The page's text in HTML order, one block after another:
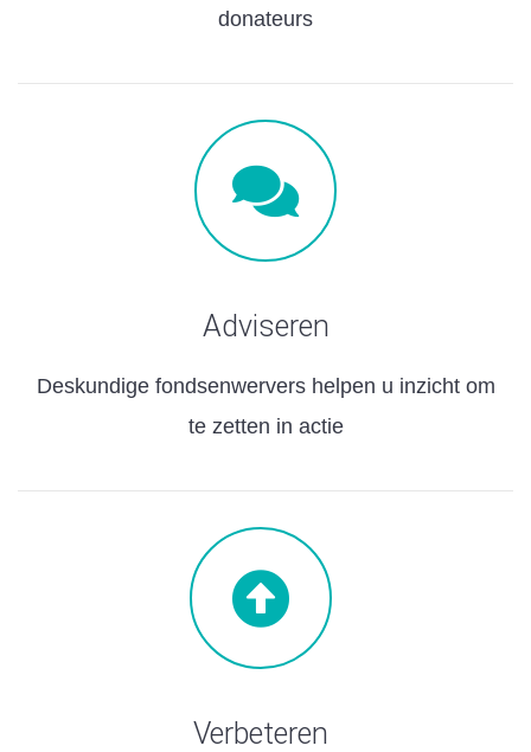
donateurs
Adviseren
Deskundige fondsenwervers helpen u inzicht om
te zetten in actie
Verbeteren